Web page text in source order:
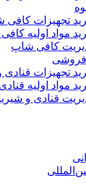
تجهیزات کافی
مواد اولیه
کافی شاپ
فروشی
تجهیزات
مواد اولیه
قنادی و